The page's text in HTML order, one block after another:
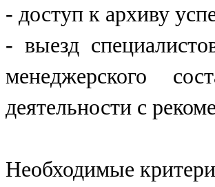
- доступ к архиву
- выезд
менеджерского
деятельности с
Необходимые